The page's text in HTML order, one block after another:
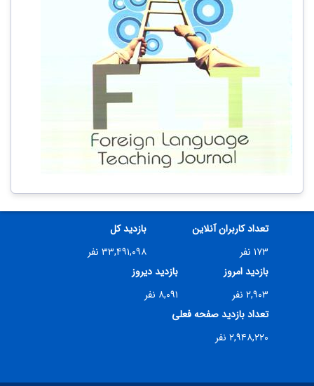
تعداد کاربران آنلاین
۱۷۳ نفر
بازدید کل
۳۳,۴۹۱,۰۹۸ نفر
بازدید امروز
۲,۹۰۳ نفر
بازدید دیروز
۸,۰۹۱ نفر
تعداد بازدید صفحه فعلی
۲,۹۴۸,۲۲۰ نفر